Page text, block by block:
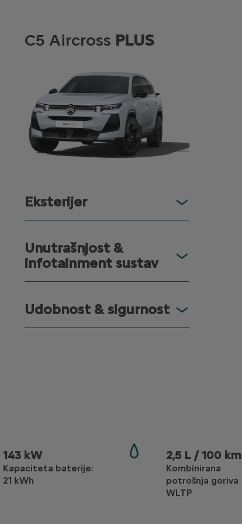
C5 Aircross PLUS
Eksterijer
Unutrašnjost &
infotainment sustav
Udobnost & sigurnost
143 kW
Kapaciteta baterije:
21 kWh
2,5 L / 100 km
Kombinirana
potrošnja goriva
WLTP